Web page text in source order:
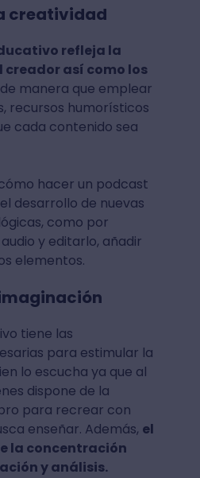
creatividad
refleja la
así como los
manera que emplear
recursos humorísticos
cada contenido sea
hacer un podcast
desarrollo de nuevas
como por
y editarlo, añadir
elementos.
tiene las
para estimular la
lo escucha ya que al
dispone de la
para recrear con
enseñar. Además, el
la concentración
y análisis.